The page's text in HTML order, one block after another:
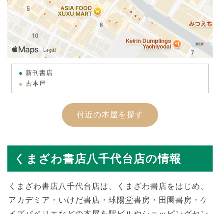
新刊書店
古本屋
付近の本屋を探す
くまざわ書店八千代台店の情報
くまざわ書店八千代台店は、くまざわ書店をはじめ、
アカデミア・いけだ書店・球陽堂書房・田園書房・ケ